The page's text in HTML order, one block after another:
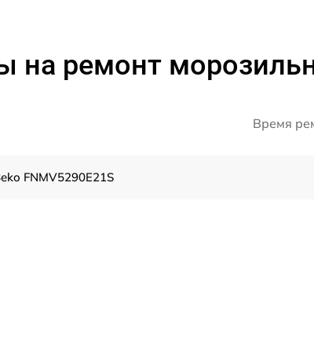
на ремонт
Время
FNMV5290E21S